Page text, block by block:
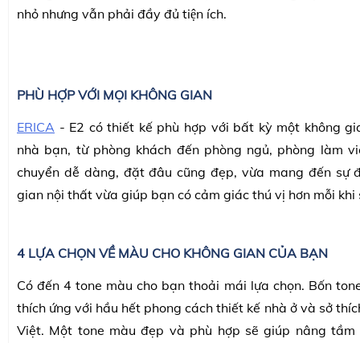
nhỏ nhưng vẫn phải đầy đủ tiện ích.
PHÙ HỢP VỚI MỌI KHÔNG GIAN
ERICA - E2 có thiết kế phù hợp với bất kỳ một không
nhà bạn, từ phòng khách đến phòng ngủ, phòng làm
chuyển dễ dàng, đặt đâu cũng đẹp, vừa mang đến sự
gian nội thất vừa giúp bạn có cảm giác thú vị hơn mỗi khi
4 LỰA CHỌN VỀ MÀU CHO KHÔNG GIAN CỦA BẠN
Có đến 4 tone màu cho bạn thoải mái lựa chọn. Bốn
thích ứng với hầu hết phong cách thiết kế nhà ở và sở
Việt. Một tone màu đẹp và phù hợp sẽ giúp nâng tầm